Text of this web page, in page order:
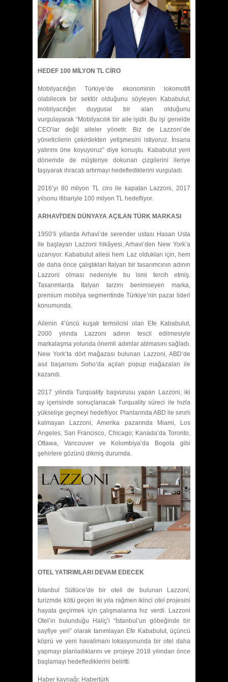
HEDEF 100 MİLYON TL CİRO
Mobilyacılığın Türkiye’de ekonominin lokomotifi
olabilecek bir sektör olduğunu söyleyen Kababulut,
mobilyacılığın duygusal bir alan olduğunu
vurgulayarak “Mobilyacılık bir aile işidir. Bu işi genelde
CEO’lar değil aileler yönetir. Biz de Lazzoni’de
yöneticilerin çekirdekten yetişmesini istiyoruz. İnsana
yatırımı öne koyuyoruz” diye konuştu. Kababulut yeni
dönemde de müşteriye dokunan çizgilerini ileriye
taşıyarak ihracatı artırmayı hedeflediklerini vurguladı.
2016’yı 80 milyon TL ciro ile kapatan Lazzoni, 2017
yılsonu itibariyle 100 milyon TL hedefliyor.
ARHAVİ’DEN DÜNYAYA AÇILAN TÜRK MARKASI
1950’li yıllarda Arhavi’de serender ustası Hasan Usta
ile başlayan Lazzoni hikâyesi, Arhavi’den New York’a
uzanıyor. Kababulut ailesi hem Laz oldukları için, hem
de daha önce çalıştıkları İtalyan bir tasarımcının adının
Lazzoni olması nedeniyle bu ismi tercih etmiş.
Tasarımlarda İtalyan tarzını benimseyen marka,
premium mobilya segmentinde Türkiye’nin pazar lideri
konumunda.
Ailenin 4’üncü kuşak temsilcisi olan Efe Kababulut,
2000 yılında Lazzoni adının tescil edilmesiyle
markalaşma yolunda önemli adımlar atılmasını sağladı.
New York’ta dört mağazası bulunan Lazzoni, ABD’de
asıl başarısını Soho’da açılan popup mağazaları ile
kazandı.
2017 yılında Turquality başvurusu yapan Lazzoni, iki
ay içerisinde sonuçlanacak Turquality süreci ile hızla
yükselişe geçmeyi hedefliyor. Planlarında ABD ile sınırlı
kalmayan Lazzoni, Amerika pazarında Miami, Los
Angeles, San Francisco, Chicago; Kanada’da Toronto,
Ottawa, Vancouver ve Kolombiya’da Bogota gibi
şehirlere gözünü dikmiş durumda.
OTEL YATIRIMLARI DEVAM EDECEK
İstanbul Sütlüce’de bir oteli de bulunan Lazzoni,
turizmde kötü geçen iki yıla rağmen ikinci otel projesini
hayata geçirmek için çalışmalarına hız verdi. Lazzoni
Otel’in bulunduğu Haliç’i “İstanbul’un göbeğinde bir
sayfiye yeri” olarak tanımlayan Efe Kababulut, üçüncü
köprü ve yeni havalimanı lokasyonunda bir otel daha
yapmayı planladıklarını ve projeye 2018 yılından önce
başlamayı hedeflediklerini belirtti.
Haber kaynağı: Habertürk